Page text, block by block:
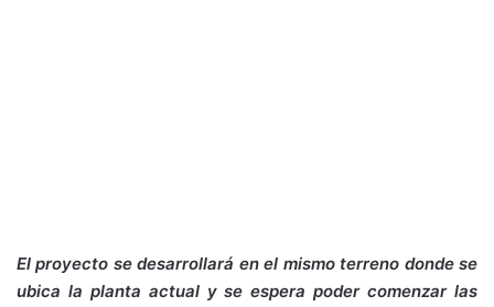
El proyecto se desarrollará en el mismo terreno donde se
ubica la planta actual y se espera poder comenzar las